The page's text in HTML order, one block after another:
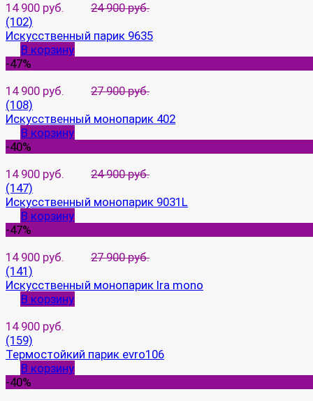
14 900 руб.
24 900 руб.
(102)
Искусственный парик 9635
В корзину
-47%
14 900 руб.
27 900 руб.
(108)
Искусственный монопарик 402
В корзину
-40%
14 900 руб.
24 900 руб.
(147)
Искусственный монопарик 9031L
В корзину
-47%
14 900 руб.
27 900 руб.
(141)
Искусственный монопарик Ira mono
В корзину
14 900 руб.
(159)
Термостойкий парик evro106
В корзину
-40%